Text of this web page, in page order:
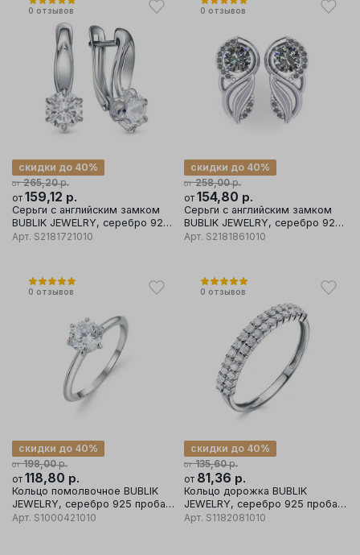
0 отзывов
от 265,20р.
скидки до 40%
от 159,12 р.
Серьги с английским замком
BUBLIK JEWELRY, серебро 925
проба, вставка фианит
Арт. S2181721010
0 отзывов
от 258,00р.
скидки до 40%
от 154,80 р.
Серьги с английским замком
BUBLIK JEWELRY, серебро 925
проба, вставка фианит
Арт. S2181861010
0 отзывов
от 198,00р.
скидки до 40%
от 118,80 р.
Кольцо помолвочное BUBLIK
JEWELRY, серебро 925 проба,
вставка фианит
Арт. S1000421010
0 отзывов
от 135,60р.
скидки до 40%
от 81,36 р.
Кольцо дорожка BUBLIK
JEWELRY, серебро 925 проба,
вставка фианит
Арт. S1182081010